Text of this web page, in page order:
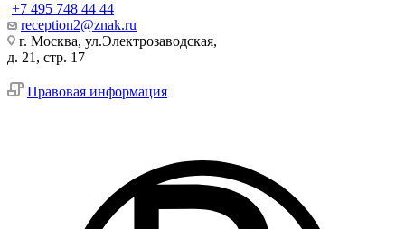
+7 495 748 44 44
reception2@znak.ru
г. Москва, ул.Электрозаводская,
д. 21, стр. 17
Правовая информация